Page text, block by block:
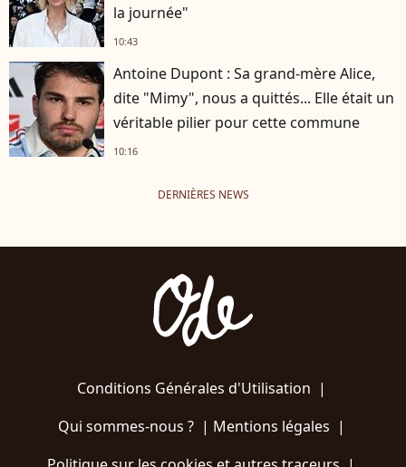
la journée"
10:43
Antoine Dupont : Sa grand-mère Alice,
dite "Mimy", nous a quittés... Elle était un
véritable pilier pour cette commune
10:16
DERNIÈRES NEWS
Conditions Générales d'Utilisation |
Qui sommes-nous ?| Mentions légales |